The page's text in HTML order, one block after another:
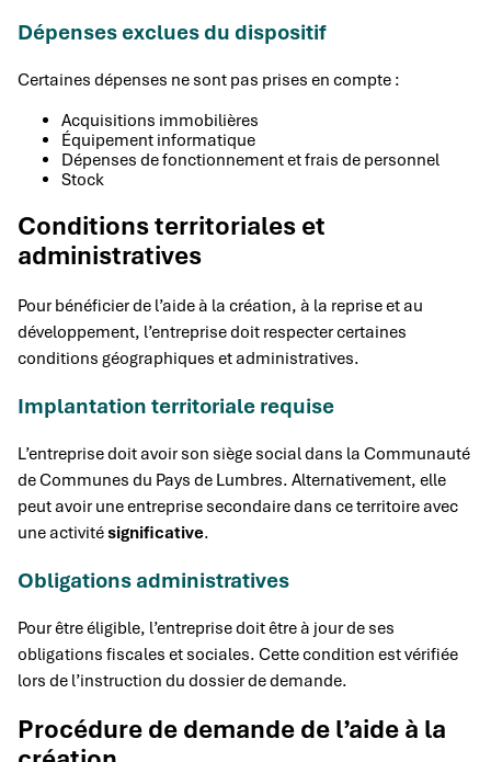
Dépenses exclues du dispositif
Certaines dépenses ne sont pas prises en compte :
Acquisitions immobilières
Équipement informatique
Dépenses de fonctionnement et frais de personnel
Stock
Conditions territoriales et
administratives
Pour bénéficier de l’aide à la création, à la reprise et au
développement, l’entreprise doit respecter certaines
conditions géographiques et administratives.
Implantation territoriale requise
L’entreprise doit avoir son siège social dans la Communauté
de Communes du Pays de Lumbres. Alternativement, elle
peut avoir une entreprise secondaire dans ce territoire avec
une activitésignificative.
Obligations administratives
Pour être éligible, l’entreprise doit être à jour de ses
obligations fiscales et sociales. Cette condition est vérifiée
lors de l’instruction du dossier de demande.
Procédure de demande de l’aide à la